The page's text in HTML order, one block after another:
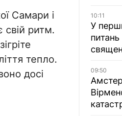
Самари і
ритм.
тепло.
досі
10:11
У
питань
09:50